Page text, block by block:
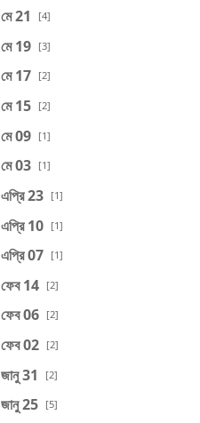
মে 21 [4]
মে 19 [3]
মে 17 [2]
মে 15 [2]
মে 09 [1]
মে 03 [1]
এপ্রি 23 [1]
এপ্রি 10 [1]
এপ্রি 07 [1]
ফেব 14 [2]
ফেব 06 [2]
ফেব 02 [2]
জানু 31 [2]
জানু 25 [5]